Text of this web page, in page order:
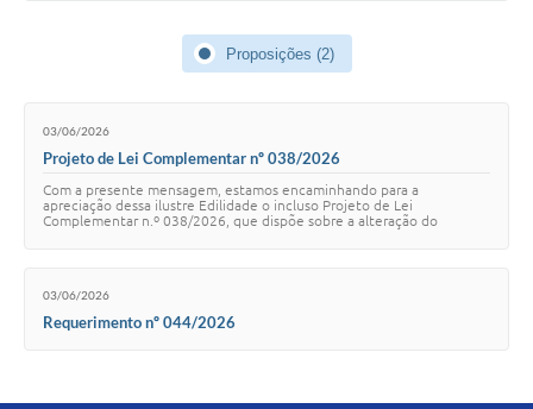
FAQ (Perguntas Frequentes)
Pesquisa de satisfação
Emendas Impositivas
Carta de Serviços
Proposições (2)
03/06/2026
Projeto de Lei Complementar nº 038/2026
Com a presente mensagem, estamos encaminhando para a
apreciação dessa ilustre Edilidade o incluso Projeto de Lei
Complementar n.º 038/2026, que dispõe sobre a alteração do
03/06/2026
Requerimento nº 044/2026